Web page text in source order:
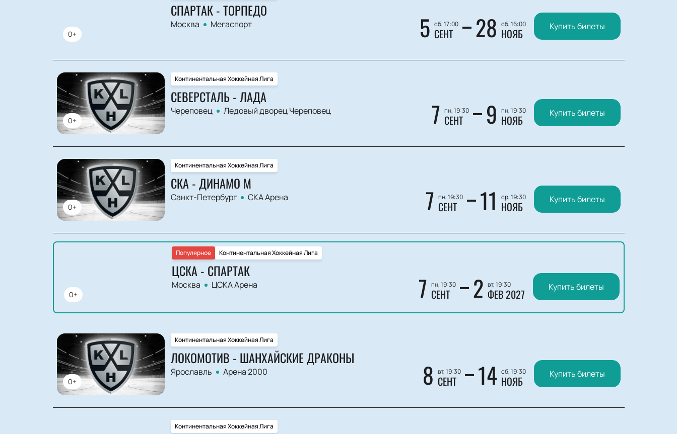
0+
СПАРТАК - ТОРПЕДО
Москва Мегаспорт 5 сб, 17:00
СЕНТ 28 сб, 16:00
НОЯБ Купить билеты
0+
Континентальная Хоккейная Лига
СЕВЕРСТАЛЬ - ЛАДА
Череповец Ледовый дворец Череповец 7 пн, 19:30
СЕНТ 9 пн, 19:30
НОЯБ Купить билеты
0+
Континентальная Хоккейная Лига
СКА - ДИНАМО М
Санкт-Петербург СКА Арена 7 пн, 19:30
СЕНТ 11 ср, 19:30
НОЯБ Купить билеты
0+
Континентальная Хоккейная Лига
Популярное
ЦСКА - СПАРТАК
Москва ЦСКА Арена 7 пн, 19:30
СЕНТ 2 вт, 19:30
ФЕВ 2027 Купить билеты
0+
Континентальная Хоккейная Лига
ЛОКОМОТИВ - ШАНХАЙСКИЕ ДРАКОНЫ
Ярославль Арена 2000 8 вт, 19:30
СЕНТ 14 сб, 19:30
НОЯБ Купить билеты
Континентальная Хоккейная Лига